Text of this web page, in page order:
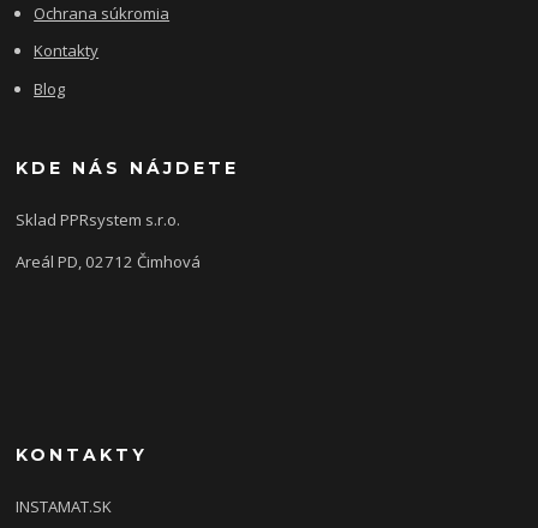
Ochrana súkromia
Kontakty
Blog
KDE NÁS NÁJDETE
Sklad PPRsystem s.r.o.
Areál PD, 02712 Čimhová
KONTAKTY
INSTAMAT.SK